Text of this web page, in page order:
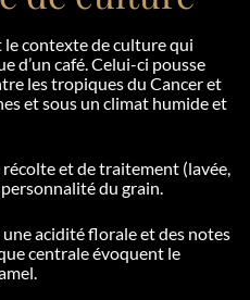
le contexte de culture qui
d’un café. Celui-ci pousse
les tropiques du Cancer et
et sous un climat humide et
et de traitement (lavée,
du grain.
acidité florale et des notes
centrale évoquent le